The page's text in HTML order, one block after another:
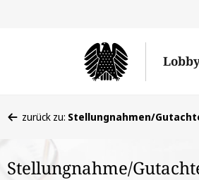
befinden
hier:
zurück zu: Stellungnahmen/
Stellungnahme/